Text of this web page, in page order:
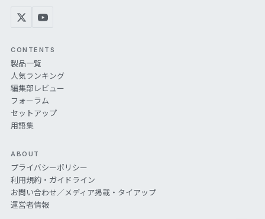
CONTENTS
製品一覧
人気ランキング
編集部レビュー
フォーラム
セットアップ
用語集
ABOUT
プライバシーポリシー
利用規約・ガイドライン
お問い合わせ／メディア掲載・タイアップ
運営者情報